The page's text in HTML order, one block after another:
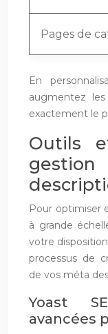
Pages de
En
augmentez
exactement le
Outils
Pour optimiser
à grande
votre
processus de
de vos méta
Yoast
avancées